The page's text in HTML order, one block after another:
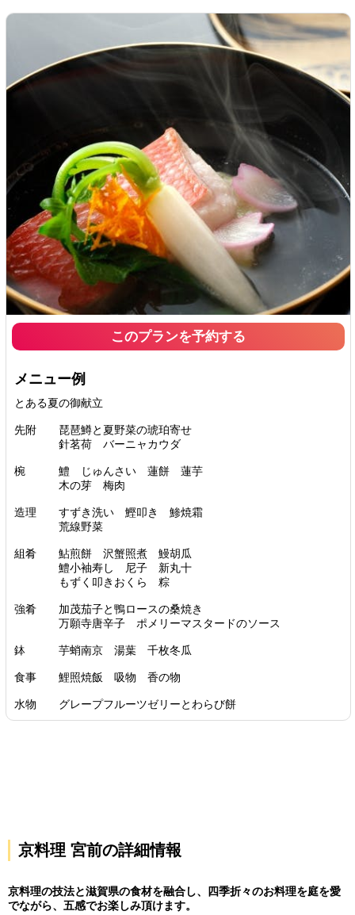
このプランを予約する
メニュー例
とある夏の御献立
先附 琵琶鱒と夏野菜の琥珀寄せ
針茗荷 バーニャカウダ
椀 鱧 じゅんさい 蓮餅 蓮芋
木の芽 梅肉
造理 すずき洗い 鰹叩き 鯵焼霜
荒線野菜
組肴 鮎煎餅 沢蟹照煮 鰻胡瓜
鱧小袖寿し 尼子 新丸十
もずく叩きおくら 粽
強肴 加茂茄子と鴨ロースの桑焼き
万願寺唐辛子 ポメリーマスタードのソース
鉢 芋蛸南京 湯葉 千枚冬瓜
食事 鯉照焼飯 吸物 香の物
水物 グレープフルーツゼリーとわらび餅
京料理 宮前の詳細情報
京料理の技法と滋賀県の食材を融合し、四季折々のお料理を庭を愛
でながら、五感でお楽しみ頂けます。